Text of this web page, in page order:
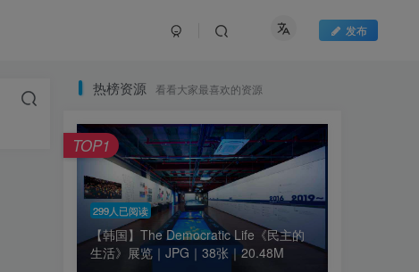
发布
热榜资源 看看大家最喜欢的资源
299人已阅读
【韩国】The Democratic Life《民主的
生活》展览｜JPG｜38张｜20.48M
TOP1